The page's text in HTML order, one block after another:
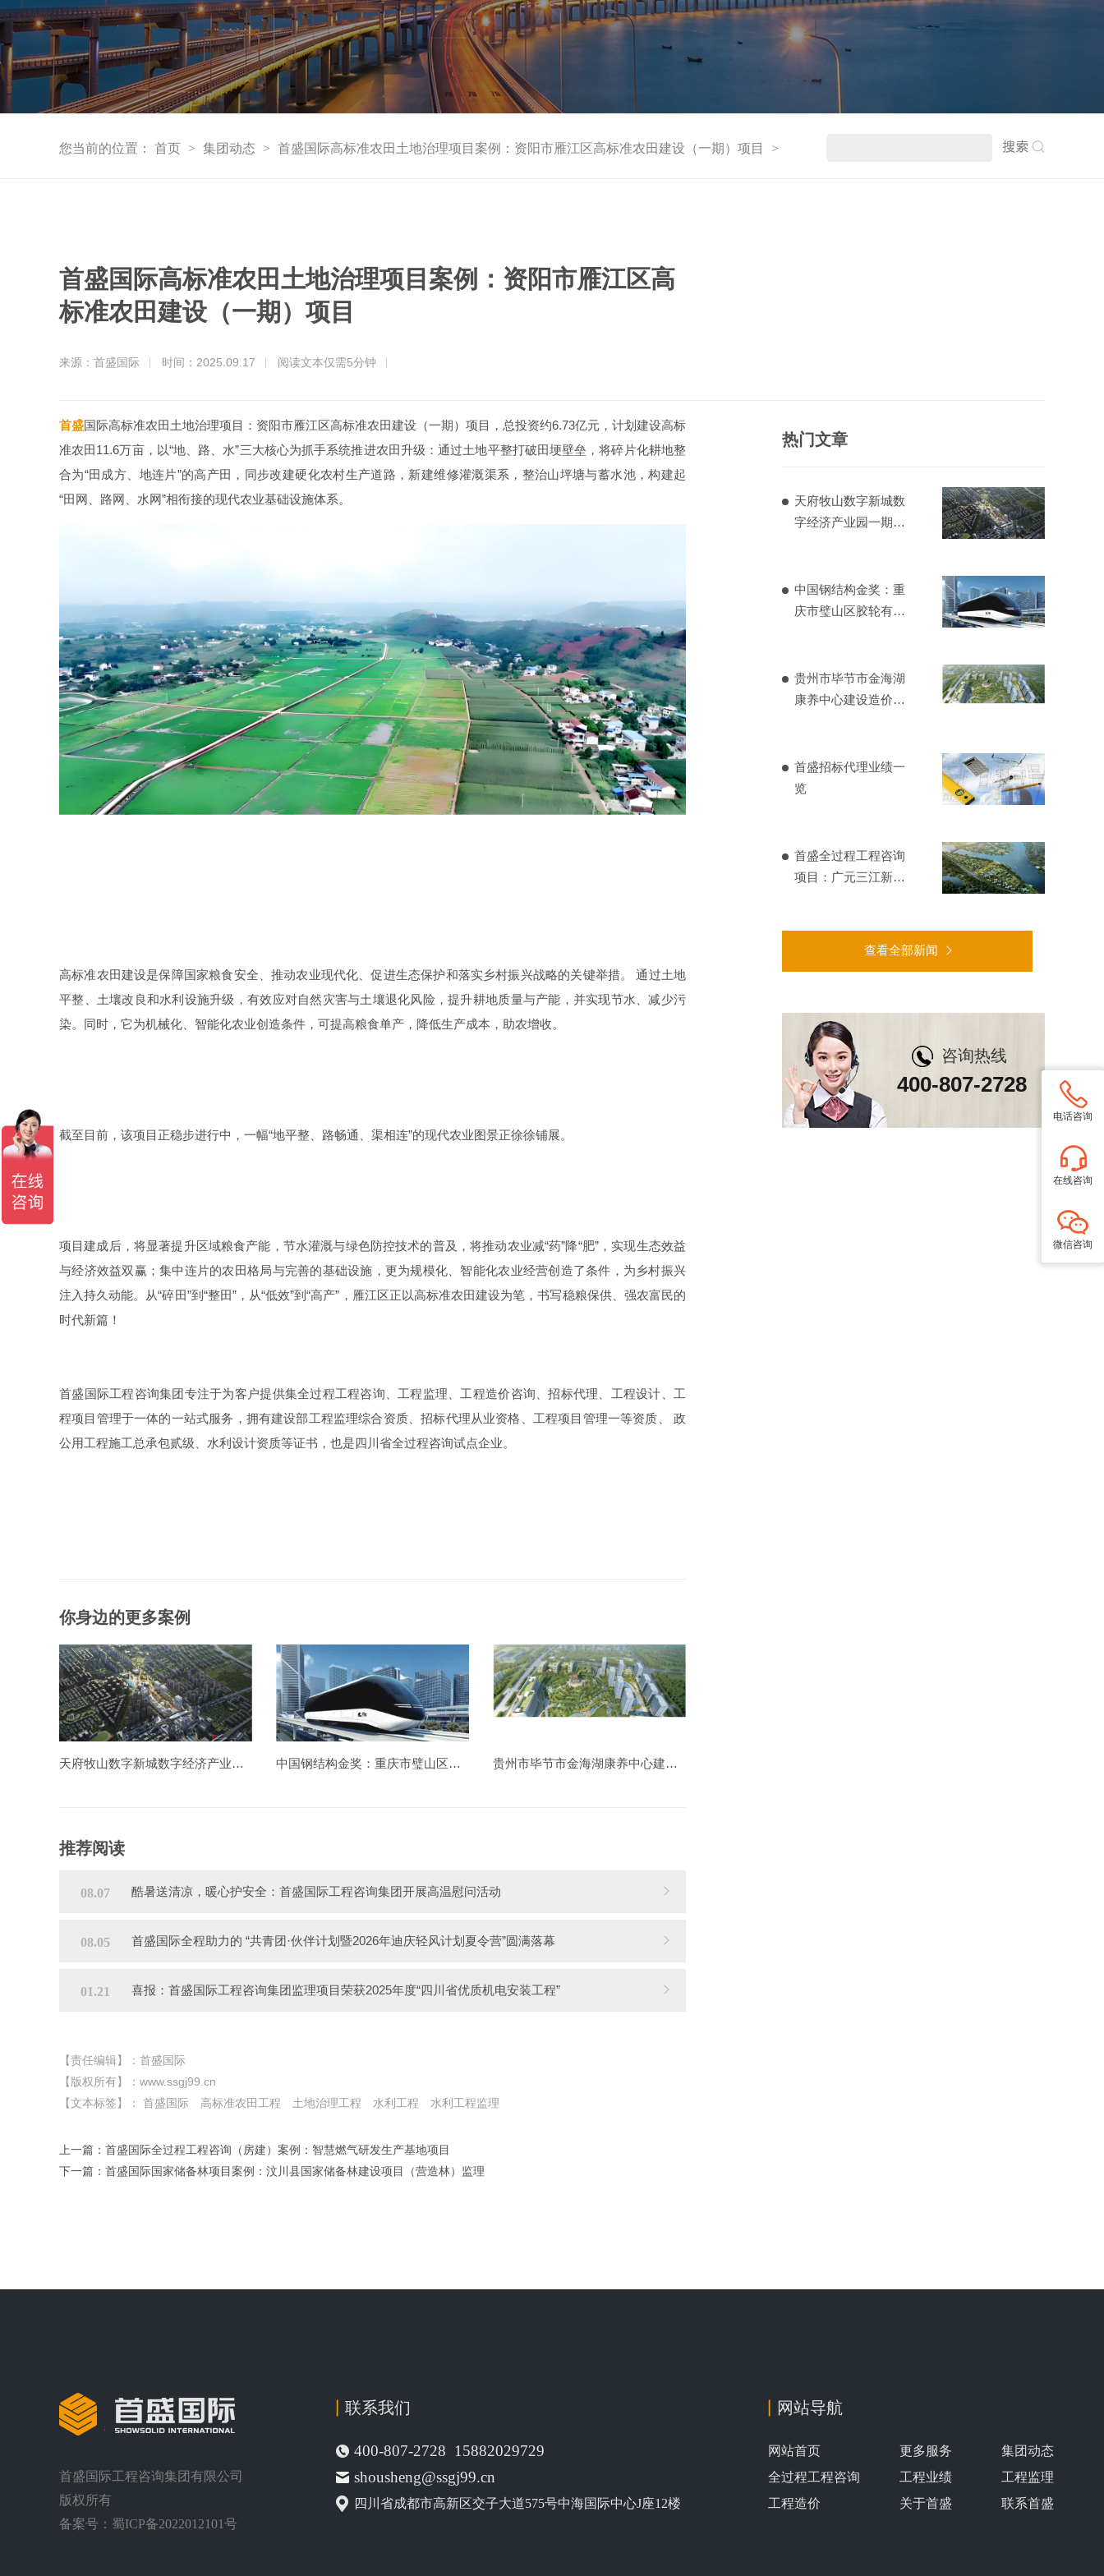
您当前的位置： 首页 > 集团动态 > 首盛国际高标准农田土地治理项目案例：资阳市雁江区高标准农田建设（一期）项目 >
首盛国际高标准农田土地治理项目案例：资阳市雁江区高
标准农田建设（一期）项目
来源：首盛国际 时间：2025.09.17 阅读文本仅需5分钟
首盛国际高标准农田土地治理项目：资阳市雁江区高标准农田建设（一期）项目，总投资约6.73亿元，计划建设高标
准农田11.6万亩，以“地、路、水”三大核心为抓手系统推进农田升级：通过土地平整打破田埂壁垒，将碎片化耕地整
合为“田成方、地连片”的高产田，同步改建硬化农村生产道路，新建维修灌溉渠系，整治山坪塘与蓄水池，构建起
“田网、路网、水网”相衔接的现代农业基础设施体系。
高标准农田建设是保障国家粮食安全、推动农业现代化、促进生态保护和落实乡村振兴战略的关键举措。 通过土地
平整、土壤改良和水利设施升级，有效应对自然灾害与土壤退化风险，提升耕地质量与产能，并实现节水、减少污
染。同时，它为机械化、智能化农业创造条件，可提高粮食单产，降低生产成本，助农增收。
截至目前，该项目正稳步进行中，一幅“地平整、路畅通、渠相连”的现代农业图景正徐徐铺展。
项目建成后，将显著提升区域粮食产能，节水灌溉与绿色防控技术的普及，将推动农业减“药”降“肥”，实现生态效益
与经济效益双赢；集中连片的农田格局与完善的基础设施，更为规模化、智能化农业经营创造了条件，为乡村振兴
注入持久动能。从“碎田”到“整田”，从“低效”到“高产”，雁江区正以高标准农田建设为笔，书写稳粮保供、强农富民的
时代新篇！
首盛国际工程咨询集团专注于为客户提供集全过程工程咨询、工程监理、工程造价咨询、招标代理、工程设计、工
程项目管理于一体的一站式服务，拥有建设部工程监理综合资质、招标代理从业资格、工程项目管理一等资质、 政
公用工程施工总承包贰级、水利设计资质等证书，也是四川省全过程咨询试点企业。
你身边的更多案例
天府牧山数字新城数字经济产业园一期造价项目 中国钢结构金奖：重庆市璧山区胶轮有轨电车工程 贵州市毕节市金海湖康养中心建设造价项目
推荐阅读
08.07 酷暑送清凉，暖心护安全：首盛国际工程咨询集团开展高温慰问活动
08.05 首盛国际全程助力的 “共青团·伙伴计划暨2026年迪庆轻风计划夏令营”圆满落幕
01.21 喜报：首盛国际工程咨询集团监理项目荣获2025年度“四川省优质机电安装工程”
【责任编辑】：首盛国际
【版权所有】： www.ssgj99.cn
【文本标签】： 首盛国际 高标准农田工程 土地治理工程 水利工程 水利工程监理
上一篇： 首盛国际全过程工程咨询（房建）案例：智慧燃气研发生产基地项目
下一篇： 首盛国际国家储备林项目案例：汶川县国家储备林建设项目（营造林）监理
热门文章
天府牧山数字新城数
字经济产业园一期造
中国钢结构金奖：重
庆市璧山区胶轮有轨
贵州市毕节市金海湖
康养中心建设造价项
首盛招标代理业绩一
览
首盛全过程工程咨询
项目：广元三江新区
查看全部新闻
咨询热线
400-807-2728
首盛国际工程咨询集团有限公司
版权所有
备案号： 蜀ICP备2022012101号
联系我们
400-807-2728 15882029729
shousheng@ssgj99.cn
四川省成都市高新区交子大道575号中海国际中心J座12楼
网站导航
网站首页 更多服务
集团动态
全过程工程咨询
工程业绩
工程监理
工程造价
关于首盛 联系首盛
电话咨询
在线咨询
微信咨询